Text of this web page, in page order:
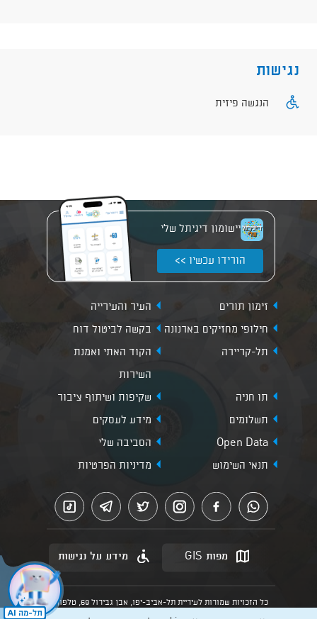
נגישות
הנגשה פיזית
יישומון דיגיתל שלי
הורידו עכשיו >>
זימון תורים
העיר והעירייה
חילופי מחזיקים בארנונה
בקשה לביטול דוח
תל-קריירה
הקוד האתי ואמנת
השירות
תו חניה
שקיפות ושיתוף ציבור
תשלומים
מידע לעסקים
Open Data
הסביבה שלי
תנאי השימוש
מדיניות הפרטיות
מפות GIS מידע על נגישות
כל הזכויות שמורות לעיריית תל-אביב-יפו, אבן גבירול 69, טלפון: